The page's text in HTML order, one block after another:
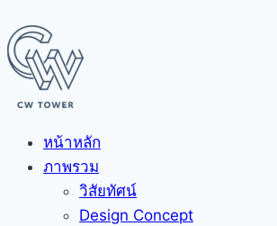
หน้าหลัก
ภาพรวม
วิสัยทัศน์
Design Concept